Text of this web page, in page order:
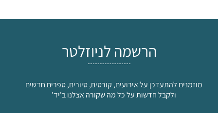
הרשמה לניוזלטר
מוזמנים להתעדכן על אירועים, קורסים, סיורים, ספרים חדשים
ולקבל חדשות על כל מה שקורה אצלנו ב'יד'